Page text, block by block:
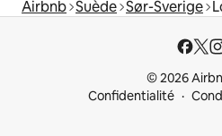
Airbnb Suède Sør-Sverige
© 2026
Confidentialité